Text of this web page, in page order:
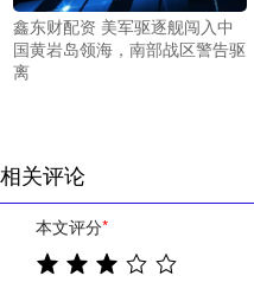
鑫东财配资 美军驱逐舰闯入中
国黄岩岛领海，南部战区警告驱
离
相关评论
本文评分*